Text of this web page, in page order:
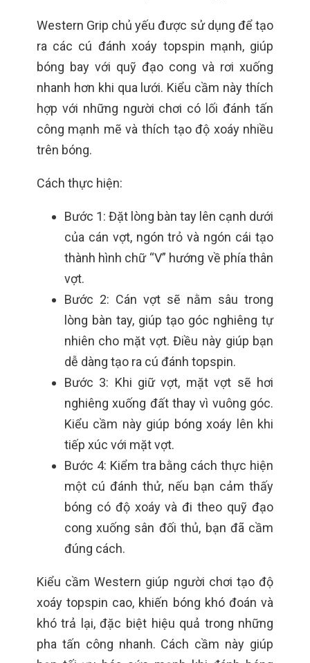
Western Grip chủ yếu được sử dụng để tạo
ra các cú đánh xoáy topspin mạnh, giúp
bóng bay với quỹ đạo cong và rơi xuống
nhanh hơn khi qua lưới. Kiểu cầm này thích
hợp với những người chơi có lối đánh tấn
công mạnh mẽ và thích tạo độ xoáy nhiều
trên bóng.
Cách thực hiện:
Bước 1: Đặt lòng bàn tay lên cạnh dưới
của cán vợt, ngón trỏ và ngón cái tạo
thành hình chữ “V” hướng về phía thân
vợt.
Bước 2: Cán vợt sẽ nằm sâu trong
lòng bàn tay, giúp tạo góc nghiêng tự
nhiên cho mặt vợt. Điều này giúp bạn
dễ dàng tạo ra cú đánh topspin.
Bước 3: Khi giữ vợt, mặt vợt sẽ hơi
nghiêng xuống đất thay vì vuông góc.
Kiểu cầm này giúp bóng xoáy lên khi
tiếp xúc với mặt vợt.
Bước 4: Kiểm tra bằng cách thực hiện
một cú đánh thử, nếu bạn cảm thấy
bóng có độ xoáy và đi theo quỹ đạo
cong xuống sân đối thủ, bạn đã cầm
đúng cách.
Kiểu cầm Western giúp người chơi tạo độ
xoáy topspin cao, khiến bóng khó đoán và
khó trả lại, đặc biệt hiệu quả trong những
pha tấn công nhanh. Cách cầm này giúp